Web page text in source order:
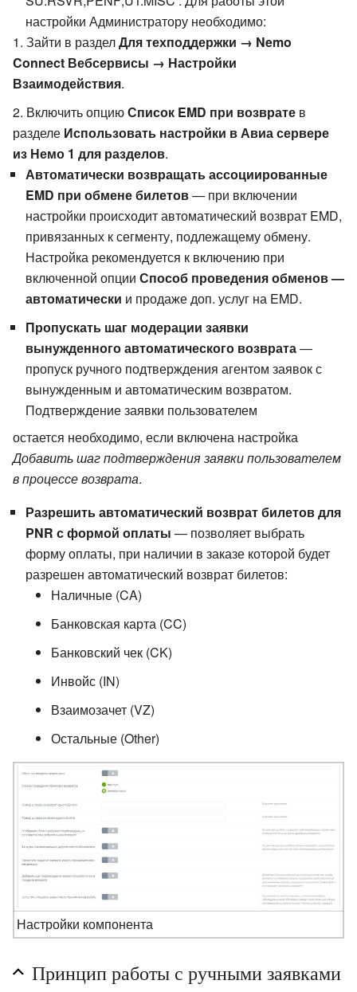
настройки Администратору необходимо:
Зайти в разделДля техподдержки → Nemo
Connect Вебсервисы → Настройки
Взаимодействия.
Включить опциюСписок EMD при возврате в
разделе Использовать настройки в Авиа сервере
из Немо 1 для разделов.
Автоматически возвращать ассоциированные
EMD при обмене билетов— при включении
настройки происходит автоматический возврат EMD,
привязанных к сегменту, подлежащему обмену.
Настройка рекомендуется к включению при
включенной опции Способ проведения обменов —
автоматически и продаже доп. услуг на EMD.
Пропускать шаг модерации заявки
вынужденного автоматического возврата—
пропуск ручного подтверждения агентом заявок с
вынужденным и автоматическим возвратом.
Подтверждение заявки пользователем
остается необходимо, если включена настройка
Добавить шаг подтверждения заявки пользователем
в процессе возврата.
Разрешить автоматический возврат билетов для
PNR с формой оплаты — позволяет выбрать
форму оплаты, при наличии в заказе которой будет
разрешен автоматический возврат билетов:
Наличные (CA)
Банковская карта (CC)
Банковский чек (CK)
Инвойс (IN)
Взаимозачет (VZ)
Остальные (Other)
Настройки компонента
Принцип работы с ручными заявками